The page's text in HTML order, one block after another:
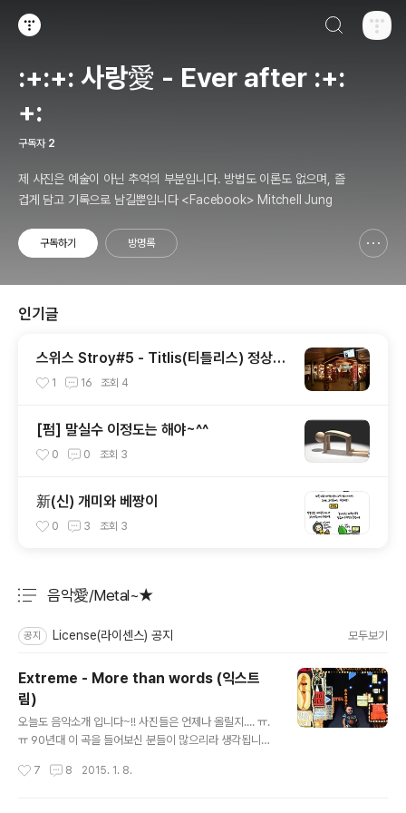
:+:+: 사랑愛 - Ever after :+:
+:
구독자 2
제 사진은 예술이 아닌 추억의 부분입니다. 방법도 이론도 없으며, 즐
겁게 담고 기록으로 남길뿐입니다 <Facebook> Mitchell Jung
구독하기 방명록
인기글
스위스 Stroy#5 - Titlis(티틀리스) 정상의
빙하동굴... 그리고 케이블카
1 16 조회 4
[펌] 말실수 이정도는 해야~^^
0 0 조회 3
新(신) 개미와 베짱이
0 3 조회 3
음악愛/Metal~★
공지 License(라이센스) 공지 모두보기
Extreme - More than words (익스트
림)
오늘도 음악소개 입니다~!! 사진들은 언제나 올릴지.... ㅠ.
ㅠ 90년대 이 곡을 들어보신 분들이 많으리라 생각됩니다.
싶어 지네요^^;; 앞서 소개한 Mr.Big 의 To be with you
7 8 2015. 1. 8.